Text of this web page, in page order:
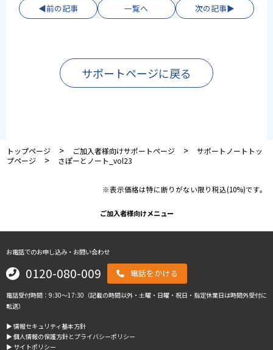
前の記事 一覧へ 次の記事
サポートページに戻る
トップページ > ご加入者様向けサポートページ >サポートノートトッ
プページ
> さぽーとノート_vol23
※表示価格は特に断りがない限り税込(10%)です。
ご加入者様向けメニュー
お電話でのお申し込み・お問い合わせ
0120-080-009 電話をかける
電話受付時間：9:30～17:30（記載の時間以外・土曜・日曜・祝日・指定休業日は時間外受付に
転送）
▶︎ 情報セキュリティ基本方針
▶︎ 個人情報の保護方針とプライバシーポリシー
▶︎ サイトポリシー